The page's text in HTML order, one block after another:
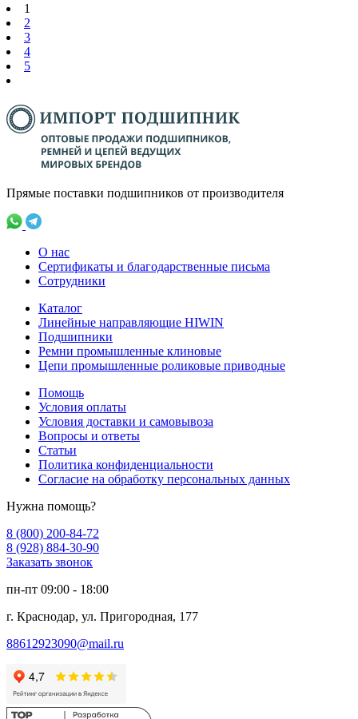
1
2
3
4
5
Прямые поставки подшипников от производителя
О нас
Сертификаты и благодарственные письма
Сотрудники
Каталог
Линейные направляющие HIWIN
Подшипники
Ремни промышленные клиновые
Цепи промышленные роликовые приводные
Помощь
Условия оплаты
Условия доставки и самовывоза
Вопросы и ответы
Статьи
Политика конфиденциальности
Согласие на обработку персональных данных
Нужна помощь?
8 (800) 200-84-72
8 (928) 884-30-90
Заказать звонок
пн-пт 09:00 - 18:00
г. Краснодар, ул. Пригородная, 177
88612923090@mail.ru